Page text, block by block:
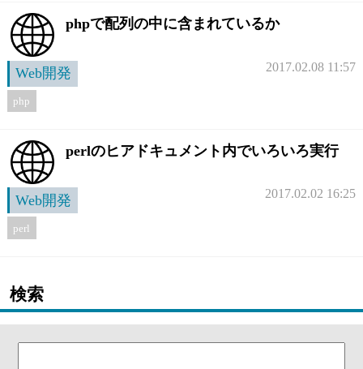
phpで配列の中に含まれているか
Web開発 2017.02.08 11:57
php
perlのヒアドキュメント内でいろいろ実行
Web開発 2017.02.02 16:25
perl
検索